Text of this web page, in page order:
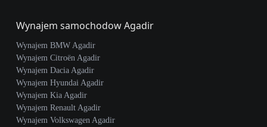
Wynajem samochodow Agadir
Wynajem BMW Agadir
Wynajem Citroën Agadir
Wynajem Dacia Agadir
Wynajem Hyundai Agadir
Wynajem Kia Agadir
Wynajem Renault Agadir
Wynajem Volkswagen Agadir